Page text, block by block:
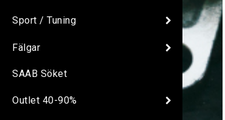
Sport / Tuning
Fälgar
SAAB Söket
Outlet 40-90%